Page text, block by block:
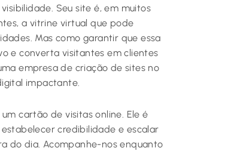
Seu site é, em muitos
a vitrine virtual que pode
Mas como garantir que essa
e converta visitantes em clientes
empresa de criação de sites no
impactante.
cartão de visitas online. Ele é
credibilidade e escalar
do dia. Acompanhe-nos enquanto